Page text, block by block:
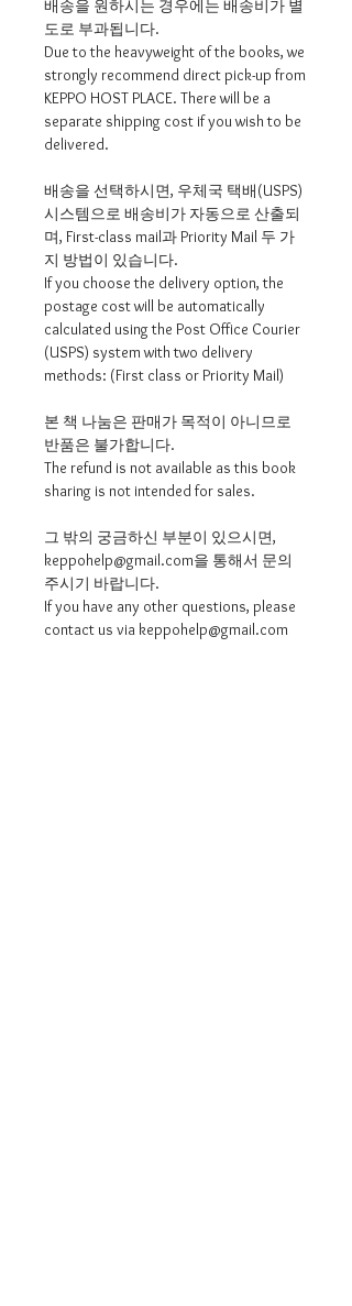
배송을 원하시는 경우에는 배송비가 별
도로 부과됩니다.
Due to the heavyweight of the books, we
strongly recommend direct pick-up from
KEPPO HOST PLACE. There will be a
separate shipping cost if you wish to be
delivered.
배송을 선택하시면, 우체국 택배(USPS)
시스템으로 배송비가 자동으로 산출되
며, First-class mail과 Priority Mail 두 가
지 방법이 있습니다.
If you choose the delivery option, the
postage cost will be automatically
calculated using the Post Office Courier
(USPS) system with two delivery
methods: (First class or Priority Mail)
본 책 나눔은 판매가 목적이 아니므로
반품은 불가합니다.
The refund is not available as this book
sharing is not intended for sales.
그 밖의 궁금하신 부분이 있으시면,
keppohelp@gmail.com을 통해서 문의
주시기 바랍니다.
If you have any other questions, please
contact us via keppohelp@gmail.com